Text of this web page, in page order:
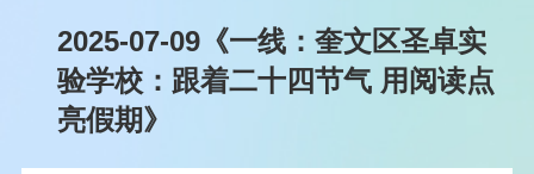
2025-07-09《一线：奎文区圣卓实
验学校：跟着二十四节气 用阅读点
亮假期》